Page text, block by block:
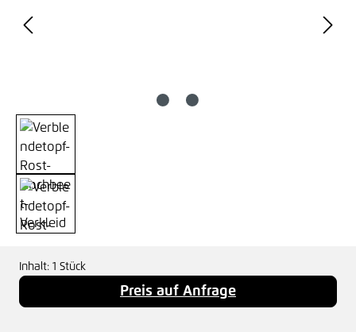
Inhalt: 1 Stück
Preis auf Anfrage